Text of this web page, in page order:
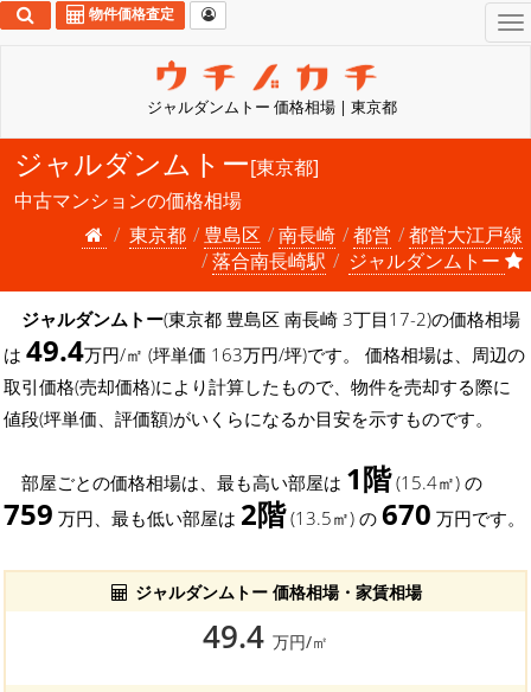
ジャルダンムトー 価格相場 | 東京都
物件価格査定
ジャルダンムトー[東京都]
中古マンションの価格相場
東京都
豊島区 南長崎 都営
都営大江戸線
落合南長崎駅
ジャルダンムトー
ジャルダンムトー(東京都 豊島区 南長崎 3丁目17-2)の価格相場
は 49.4万円/㎡ (坪単価 163万円/坪)です。 価格相場は、周辺の
取引価格(売却価格)により計算したもので、物件を売却する際に
値段(坪単価、評価額)がいくらになるか目安を示すものです。
部屋ごとの価格相場は、最も高い部屋は 1階(15.4㎡) の
759 万円、最も低い部屋は 2階(13.5㎡) の 670 万円です。
ジャルダンムトー 価格相場・家賃相場
49.4 万円/㎡